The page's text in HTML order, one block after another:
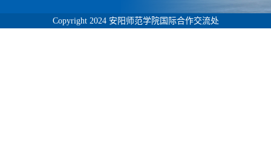
Copyright 2024 安阳师范学院国际合作交流处